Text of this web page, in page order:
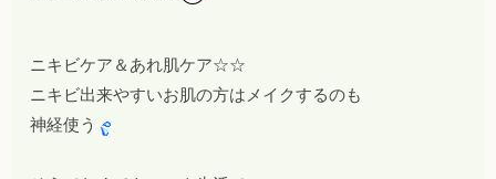
ニキビケア＆あれ肌ケア☆☆
ニキビ出来やすいお肌の方はメイクするのも
神経使う